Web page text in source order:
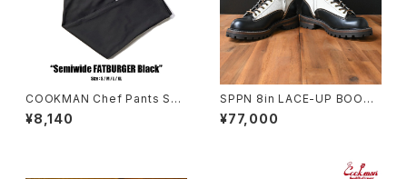
COOKMAN Chef Pants Se
miwide FATBURGER Black
¥8,140
SPPN 8in LACE-UP BOOTS
IVORY/BLACK TUMAZ
¥77,000